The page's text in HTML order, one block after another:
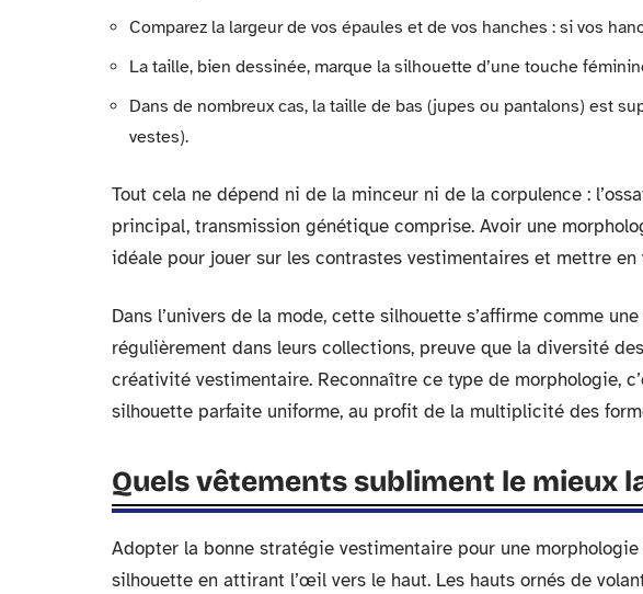
Comparez la largeur de vos épaules et de vos hanches : si vos
La taille, bien dessinée, marque la silhouette d’une touche
Dans de nombreux cas, la taille de bas (jupes ou pantalons) est
vestes).
Tout cela ne dépend ni de la minceur ni de la corpulence :
principal, transmission génétique comprise. Avoir une
idéale pour jouer sur les contrastes vestimentaires et mettre en
Dans l’univers de la mode, cette silhouette s’affirme comme
régulièrement dans leurs collections, preuve que la diversité
créativité vestimentaire. Reconnaître ce type de morphologie,
silhouette parfaite uniforme, au profit de la multiplicité des
Quels vêtements subliment le mieux
Adopter la bonne stratégie vestimentaire pour une
silhouette en attirant l’œil vers le haut. Les hauts ornés de